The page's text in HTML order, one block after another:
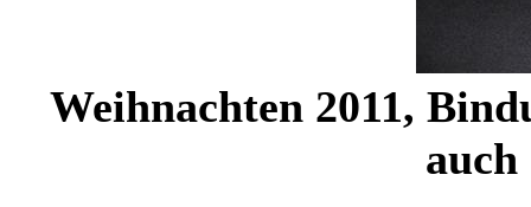
Weihnachten 2011,